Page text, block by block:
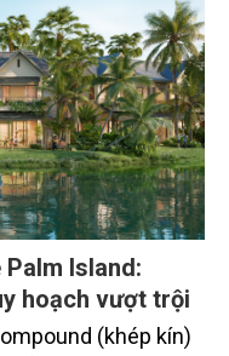
Island:
hoạch vượt trội
(khép kín)